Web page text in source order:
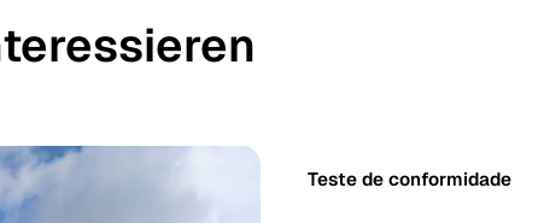
Teste de conformidade